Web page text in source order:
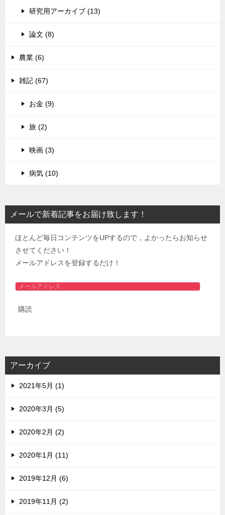
研究用アーカイブ (13)
論文 (8)
農業 (6)
雑記 (67)
お金 (9)
旅 (2)
映画 (3)
病気 (10)
メールで新着記事をお届け致します！
ほとんど毎日コンテンツをUPするので，よかったらお知らせ
させてください！
メールアドレスを登録するだけ！
メ
ル
ス
購読
アーカイブ
2021年5月 (1)
2020年3月 (5)
2020年2月 (2)
2020年1月 (11)
2019年12月 (6)
2019年11月 (2)